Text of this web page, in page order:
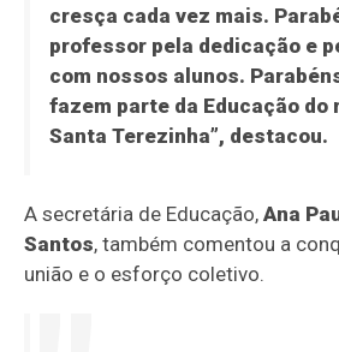
cresça cada vez mais.
professor pela dedicação e
com nossos alunos.
fazem parte da Educação do
Santa Terezinha”, destacou.
A secretária de Educação,Ana
Santos, também comentou a
união e o esforço coletivo.